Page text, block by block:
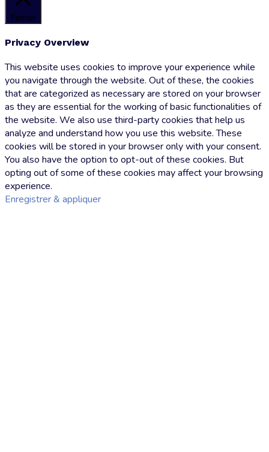
Fermer
Privacy Overview
This website uses cookies to improve your experience while
you navigate through the website. Out of these, the cookies
that are categorized as necessary are stored on your browser
as they are essential for the working of basic functionalities of
the website. We also use third-party cookies that help us
analyze and understand how you use this website. These
cookies will be stored in your browser only with your consent.
You also have the option to opt-out of these cookies. But
opting out of some of these cookies may affect your browsing
experience.
Enregistrer & appliquer